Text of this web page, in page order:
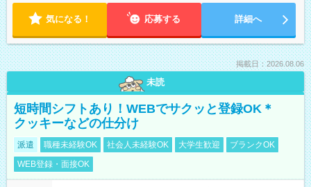
気になる！ 応募する 詳細へ
掲載日：2026.08.06
未読
短時間シフトあり！WEBでサクッと登録OK＊
クッキーなどの仕分け
派遣 職種未経験OK 社会人未経験OK 大学生歓迎
ブランクOK
WEB登録・面接OK